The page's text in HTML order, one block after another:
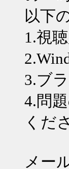
以下
1.視
3.ブ
4.問
くだ
メー